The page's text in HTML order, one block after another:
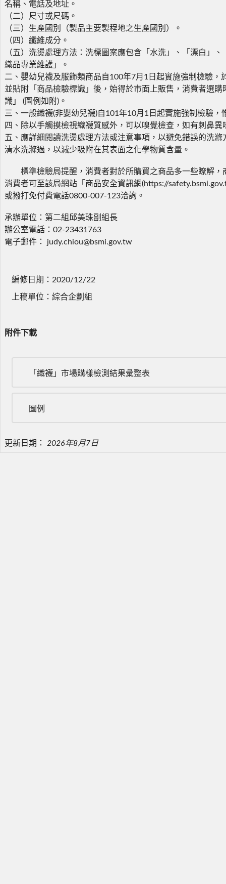
名稱、電話及地址。
（二）尺寸或尺碼。
（三）生產國別（製品主要製程地之生產國別）。
（四）纖維成分。
（五）洗燙處理方法：洗標圖案應包含「水洗」、「漂白」
織品專業維護」。
二、嬰幼兒襪及服飾類商品自100年7月1日起實施強制檢驗，
並貼附「商品檢驗標識」後，始得於市面上販售，消費者選
識」 (圖例如附)。
三、一般織襪(非嬰幼兒襪)自101年10月1日起實施強制檢驗
四、除以手觸摸檢視織襪質感外，可以嗅覺檢查，如有刺鼻異
五、應詳細閱讀洗燙處理方法或注意事項，以避免錯誤的洗
清水洗滌過，以減少吸附在其表面之化學物質含量。
標準檢驗局提醒，消費者對於所購買之商品多一些瞭解，
消費者可至該局網站「商品安全資訊網(https://
或撥打免付費電話0800-007-123洽詢。
承辦單位：第二組邱美珠副組長
辦公室電話：02-23431763
電子郵件： judy.chiou@bsmi.gov.tw
編修日期：2020/12/22
上稿單位：綜合企劃組
附件下載
「織襪」市場購樣檢測結果彙整表
圖例
更新日期： 2026年8月7日